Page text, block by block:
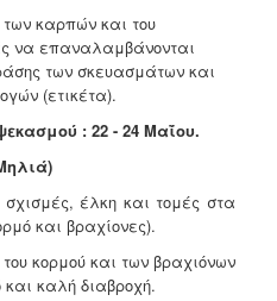
καρπών και του
να επαναλαμβάνονται
των σκευασμάτων και
(ετικέτα).
: 22 - 24 Μαΐου.
έλκη και τομές στα
και βραχίονες).
κορμού και των βραχιόνων
καλή διαβροχή.